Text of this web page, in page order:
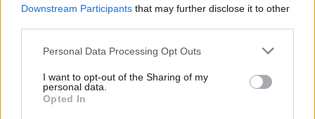
Downstream Participants that may further disclose it to other
Personal Data Processing Opt Outs
I want to opt-out of the Sharing of my
personal data.
Opted In